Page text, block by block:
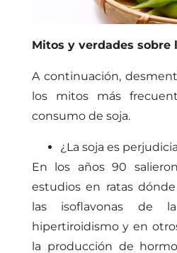
Mitos y verdades sobre
A continuación,
los mitos más
consumo de soja.
¿La soja es
En los años 90
estudios en ratas
las isoflavonas de
hipertiroidismo y en
la producción de